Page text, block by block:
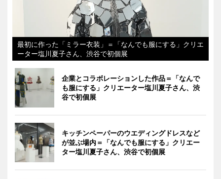
最初に作った「ミラー衣装」＝「なんでも服にする」クリエ
ーター塩川夏子さん、渋谷で初個展
企業とコラボレーションした作品＝「なんで
も服にする」クリエーター塩川夏子さん、渋
谷で初個展
キッチンペーパーのウエディングドレスなど
が並ぶ場内＝「なんでも服にする」クリエー
ター塩川夏子さん、渋谷で初個展